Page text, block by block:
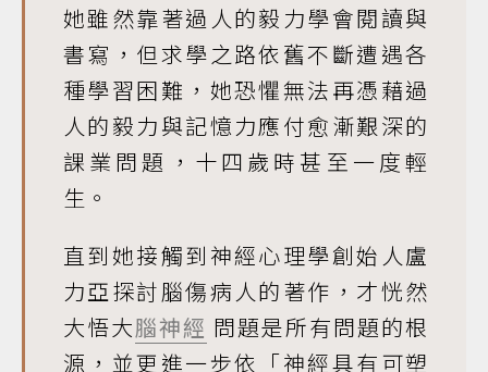
她雖然靠著過人的毅力學會閱讀與
書寫，但求學之路依舊不斷遭遇各
種學習困難，她恐懼無法再憑藉過
人的毅力與記憶力應付愈漸艱深的
課業問題，十四歲時甚至一度輕
生。
直到她接觸到神經心理學創始人盧
力亞探討腦傷病人的著作，才恍然
大悟大腦神經 問題是所有問題的根
源，並更進一步依「神經具有可塑